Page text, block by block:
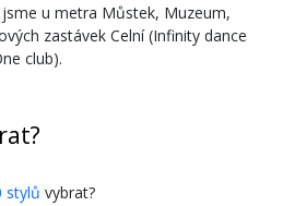
jsme u metra Můstek, Muzeum,
zastávek Celní (Infinity dance
club).
stylů vybrat?